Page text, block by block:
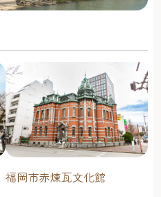
福岡市赤煉瓦文化館